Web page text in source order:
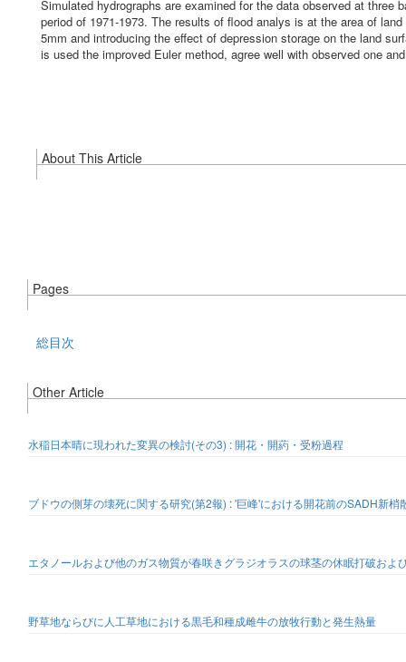
Simulated hydrographs are examined for the data observed at
period of 1971-1973. The results of flood analys is at the area of
5mm and introducing the effect of depression storage on the land
is used the improved Euler method, agree well with observed one
About This Article
Pages
総目次
Other Article
水稲日本晴に現われた変異の検討(その3) : 開花・開葯・受粉過程
ブドウの側芽の壊死に関する研究(第2報) : '巨峰'における開花前のSADH新
エタノールおよび他のガス物質が春咲きグラジオラスの球茎の休眠打破およ
野草地ならびに人工草地における黒毛和種成雌牛の放牧行動と発生熱量